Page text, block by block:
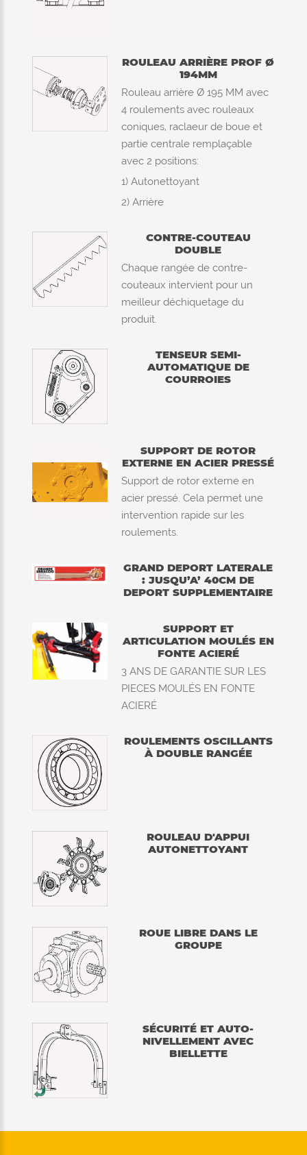
ROULEAU ARRIÈRE PROF Ø
194MM
Rouleau arrière Ø 195 MM avec
4 roulements avec rouleaux
coniques, raclaeur de boue et
partie centrale remplaçable
avec 2 positions:
1) Autonettoyant
2) Arrière
CONTRE-COUTEAU
DOUBLE
Chaque rangée de contre-
couteaux intervient pour un
meilleur déchiquetage du
produit.
TENSEUR SEMI-
AUTOMATIQUE DE
COURROIES
SUPPORT DE ROTOR
EXTERNE EN ACIER PRESSÉ
Support de rotor externe en
acier pressé. Cela permet une
intervention rapide sur les
roulements.
GRAND DEPORT LATERALE
: JUSQU’A’ 40CM DE
DEPORT SUPPLEMENTAIRE
SUPPORT ET
ARTICULATION MOULÉS EN
FONTE ACIERÉ
3 ANS DE GARANTIE SUR LES
PIECES MOULÉS EN FONTE
ACIERÉ
ROULEMENTS OSCILLANTS
À DOUBLE RANGÉE
ROULEAU D'APPUI
AUTONETTOYANT
ROUE LIBRE DANS LE
GROUPE
SÉCURITÉ ET AUTO-
NIVELLEMENT AVEC
BIELLETTE